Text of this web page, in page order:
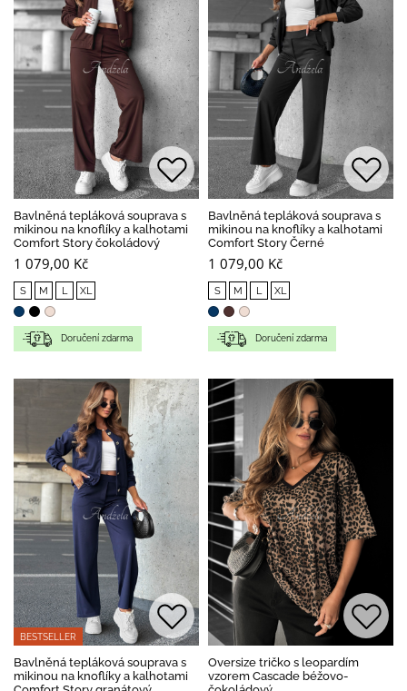
Bavlněná tepláková souprava s
mikinou na knoflíky a kalhotami
Comfort Story čokoládový
1 079,00 Kč
S M L XL
Doručení zdarma
Bavlněná tepláková souprava s
mikinou na knoflíky a kalhotami
Comfort Story Černé
1 079,00 Kč
S M L XL
Doručení zdarma
BESTSELLER
Bavlněná tepláková souprava s
mikinou na knoflíky a kalhotami
Oversize tričko s leopardím
vzorem Cascade béžovo-